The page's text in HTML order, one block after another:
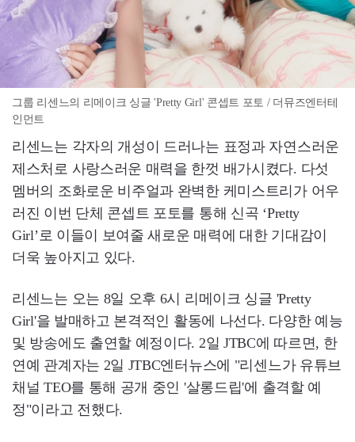
그룹 리센느의 리메이크 싱글 'Pretty Girl' 콘셉트 포토 / 더뮤즈엔터테
인먼트
리센느는 각자의 개성이 드러나는 표정과 자연스러운
제스처로 사랑스러운 매력을 한껏 배가시켰다. 다섯
멤버의 조화로운 비주얼과 완벽한 케미스트리가 어우
러진 이번 단체 콘셉트 포토를 통해 신곡 ‘Pretty
Girl’로 이들이 보여줄 새로운 매력에 대한 기대감이
더욱 높아지고 있다.
리센느는 오는 8일 오후 6시 리메이크 싱글 'Pretty
Girl'을 발매하고 본격적인 활동에 나선다. 다양한 예능
및 방송에도 출연할 예정이다. 2일 JTBC에 따르면, 한
연예 관계자는 2일 JTBC엔터뉴스에 "리센느가 유튜브
채널 TEO를 통해 공개 중인 '살롱드립'에 출격할 예
정"이라고 전했다.